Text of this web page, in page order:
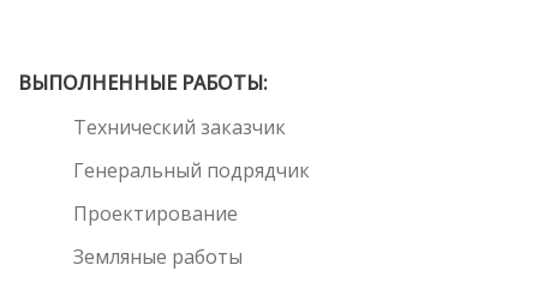
ВЫПОЛНЕННЫЕ РАБОТЫ:
Технический заказчик
Генеральный подрядчик
Проектирование
Земляные работы